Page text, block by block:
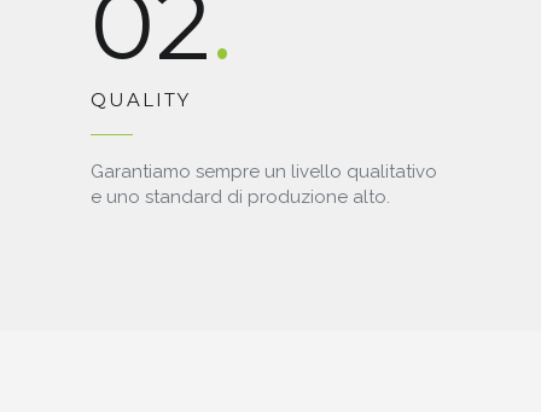
02
QUALITY
Garantiamo sempre un livello qualitativo
e uno standard di produzione alto.